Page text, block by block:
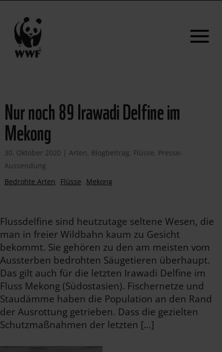
Nur noch 89 Irawadi Delfine im
Mekong
30. Oktober 2020 | Arten, Blogbeitrag, Flüsse, Presse-
Aussendung
Bedrohte Arten
Flüsse Mekong
Flussdelfine sind heutzutage seltene Wesen, die
man in freier Wildbahn kaum zu Gesicht
bekommt. Sie gehören zu den am meisten vom
Aussterben bedrohten Säugetieren überhaupt.
Das gilt auch für die letzten Irawadi Delfine im
Fluss Mekong (Südostasien). Fischernetze und
Staudämme haben die Population an den Rand
der Ausrottung getrieben. Dass die gezielten
Schutzmaßnahmen der letzten […]